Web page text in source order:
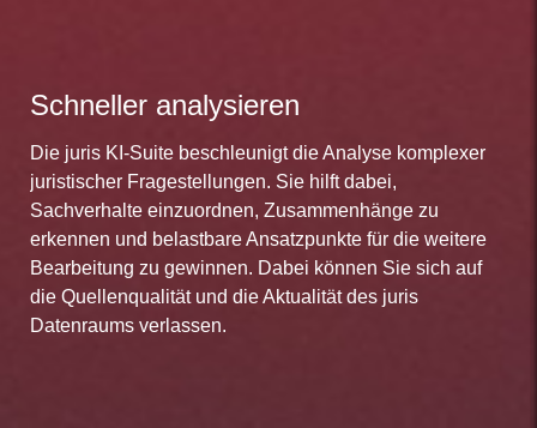
Schneller analysieren
Die juris KI-Suite beschleunigt die Analyse komplexer
juristischer Fragestellungen. Sie hilft dabei,
Sachverhalte einzuordnen, Zusammenhänge zu
erkennen und belastbare Ansatzpunkte für die weitere
Bearbeitung zu gewinnen. Dabei können Sie sich auf
die Quellenqualität und die Aktualität des juris
Datenraums verlassen.